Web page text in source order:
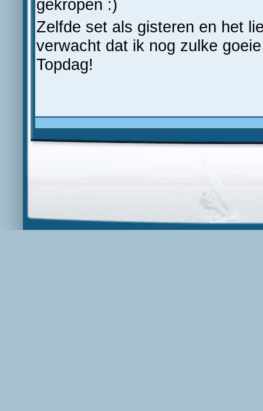
gekropen :)
Zelfde set als gisteren en het
verwacht dat ik nog zulke
Topdag!